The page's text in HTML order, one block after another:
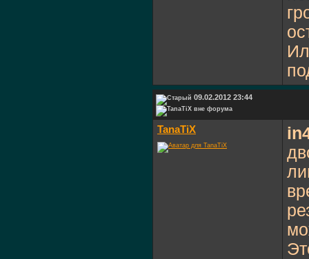
09.02.2012 23:44
TanaTiX